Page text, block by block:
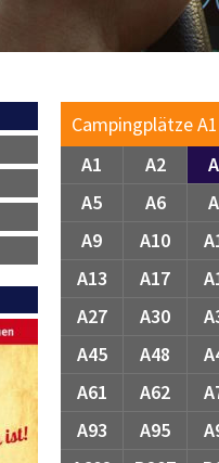
Campingplätze
A1
A2
A5
A6
A9
A10
A13
A17
A27
A30
A45
A48
A61
A62
A93
A95